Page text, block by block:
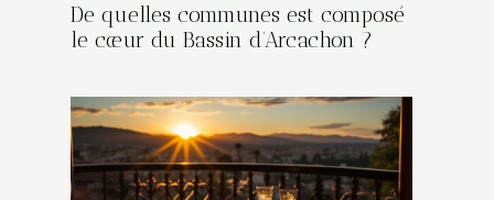
De quelles communes est composé
le cœur du Bassin d’Arcachon ?